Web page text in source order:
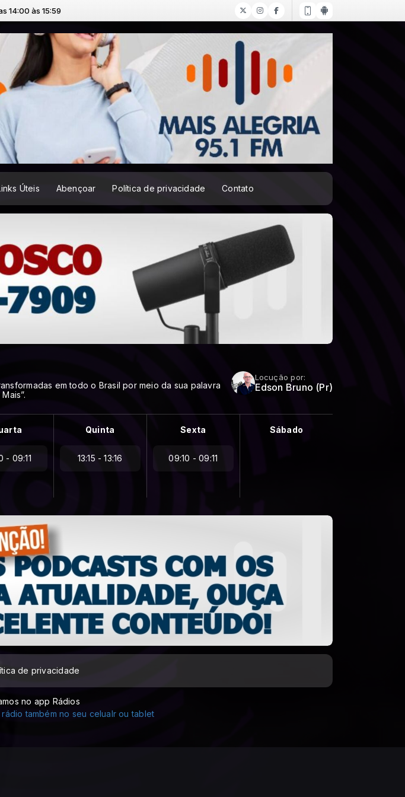
15:59
Úteis Abençoar Política de privacidade Contato
em todo o Brasil por meio da sua palavra
Locução por:
Edson Bruno (Pr)
- 09:11
Quinta
13:15 - 13:16
Sexta
09:10 - 09:11
Sábado
de privacidade
no app Rádios